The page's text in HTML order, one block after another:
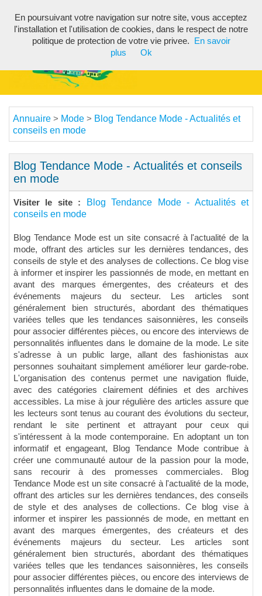
Annuaire > Mode > Blog Tendance Mode - Actualités et
conseils en mode
Blog Tendance Mode - Actualités et conseils
en mode
Visiter le site :
Blog Tendance Mode - Actualités et
conseils en mode
Blog Tendance Mode est un site consacré à l'actualité de la
mode, offrant des articles sur les dernières tendances, des
conseils de style et des analyses de collections. Ce blog vise
à informer et inspirer les passionnés de mode, en mettant en
avant des marques émergentes, des créateurs et des
événements majeurs du secteur. Les articles sont
généralement bien structurés, abordant des thématiques
variées telles que les tendances saisonnières, les conseils
pour associer différentes pièces, ou encore des interviews de
personnalités influentes dans le domaine de la mode. Le site
s'adresse à un public large, allant des fashionistas aux
personnes souhaitant simplement améliorer leur garde-robe.
L'organisation des contenus permet une navigation fluide,
avec des catégories clairement définies et des archives
accessibles. La mise à jour régulière des articles assure que
les lecteurs sont tenus au courant des évolutions du secteur,
rendant le site pertinent et attrayant pour ceux qui
s'intéressent à la mode contemporaine. En adoptant un ton
informatif et engageant, Blog Tendance Mode contribue à
créer une communauté autour de la passion pour la mode,
sans recourir à des promesses commerciales. Blog
Tendance Mode est un site consacré à l'actualité de la mode,
offrant des articles sur les dernières tendances, des conseils
de style et des analyses de collections. Ce blog vise à
informer et inspirer les passionnés de mode, en mettant en
avant des marques émergentes, des créateurs et des
événements majeurs du secteur. Les articles sont
généralement bien structurés, abordant des thématiques
variées telles que les tendances saisonnières, les conseils
pour associer différentes pièces, ou encore des interviews de
personnalités influentes dans le domaine de la mode.
En poursuivant votre navigation sur notre site, vous acceptez
l'installation et l'utilisation de cookies, dans le respect de notre
politique de protection de votre vie privee.
En savoir
plus
Ok